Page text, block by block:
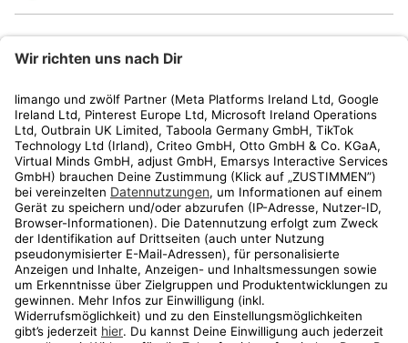
Kundenservice
Shop
Aktionen
Travel